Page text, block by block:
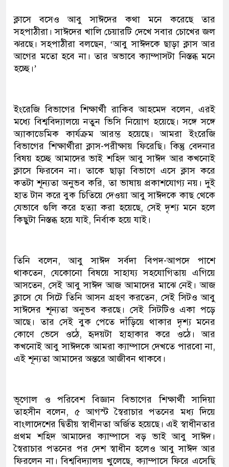
ক্লাসে বসেও আবু সাঈদের কথা মনে করেছে তার
সহপাঠীরা। সাঈদের খালি চেয়ারটি দেখে সবার চোখের জল
ঝরছে। সহপাঠীরা বলছেন, ‘আবু সাঈদকে ছাড়া ক্লাস আর
আগের মতো হবে না। তার অভাবে ক্যাম্পাসটা নিস্তব্ধ মনে
হচ্ছে।’
ইংরেজি বিভাগের শিক্ষার্থী রাকিব আহমেদ বলেন, এরই
মধ্যে বিশ্ববিদ্যালয়ে নতুন ভিসি নিয়োগ হয়েছে। সঙ্গে সঙ্গে
অ্যাকাডেমিক কার্যক্রম আরম্ভ হয়েছে। আমরা ইংরেজি
বিভাগের শিক্ষার্থীরা ক্লাস-পরীক্ষায় ফিরেছি। কিন্তু বেদনার
বিষয় হচ্ছে আমাদের ভাই শহিদ আবু সাঈদ আর কখনোই
ক্লাসে ফিরবেন না। তাকে ছাড়া বিভাগে এসে ক্লাস করে
কতটা শূন্যতা অনুভব করি, তা ভাষায় প্রকাশযোগ্য নয়। দুই
হাত টান করে বুক চিতিয়ে দেওয়া আবু সাঈদকে কাছ থেকে
যেভাবে গুলি করে হত্যা করা হয়েছে, সেই দৃশ্য মনে হলে
কিছুটা নিস্তব্ধ হয়ে যাই, নির্বাক হয়ে যাই।
তিনি বলেন, আবু সাঈদ সর্বদা বিপদ-আপদে পাশে
থাকতেন, যেকোনো বিষয়ে সাহায্য সহযোগিতায় এগিয়ে
আসতেন, সেই আবু সাঈদ আজ আমাদের মাঝে নেই। আজ
ক্লাসে যে সিটে তিনি আসন গ্রহণ করতেন, সেই সিটও আবু
সাঈদের শূন্যতা অনুভব করছে। সেই সিটটিও একা পড়ে
আছে। তার সেই বুক পেতে দাঁড়িয়ে থাকার দৃশ্য মনের
কোণে ভেসে ওঠে, হৃদয়টা হাহাকার করে ওঠে। আর
কখনোই আবু সাঈদকে আমরা ক্যাম্পাসে দেখতে পারবো না,
এই শূন্যতা আমাদের অন্তরে আজীবন থাকবে।
ভূগোল ও পরিবেশ বিজ্ঞান বিভাগের শিক্ষার্থী সাদিয়া
তাহসীন বলেন, ৫ আগস্ট স্বৈরাচার পতনের মধ্য দিয়ে
বাংলাদেশের দ্বিতীয় স্বাধীনতা অর্জিত হয়েছে। এই স্বাধীনতার
প্রথম শহিদ আমাদের ক্যাম্পাসে বড় ভাই আবু সাঈদ।
স্বৈরাচার পতনের পর দেশ স্বাধীন হলেও আবু সাঈদ আর
ফিরলেন না। বিশ্ববিদ্যালয় খুলেছে, ক্যাম্পাসে ফিরে এসেছি